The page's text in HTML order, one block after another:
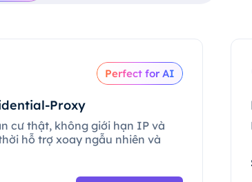
Perfect for AI
Proxy
cư thật, không giới hạn IP và
hỗ trợ xoay ngẫu nhiên và